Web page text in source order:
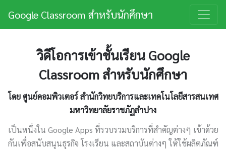
Google Classroom สำหรับนักศึกษา
วิดีโอการเข้าชั้นเรียน Google
Classroom สำหรับนักศึกษา
โดย ศูนย์คอมพิวเตอร์ สำนักวิทยบริการและเทคโนโลยีสารสนเทศ
มหาวิทยาลัยราชภัฏลำปาง
เป็นหนึ่งใน Google Apps ที่รวบรวมบริการที่สําคัญต่างๆ เข้าด้วย
กันเพื่อสนับสนุนธุรกิจ โรงเรียน และสถาบันต่างๆ ให้ใช้ผลิตภัณฑ์